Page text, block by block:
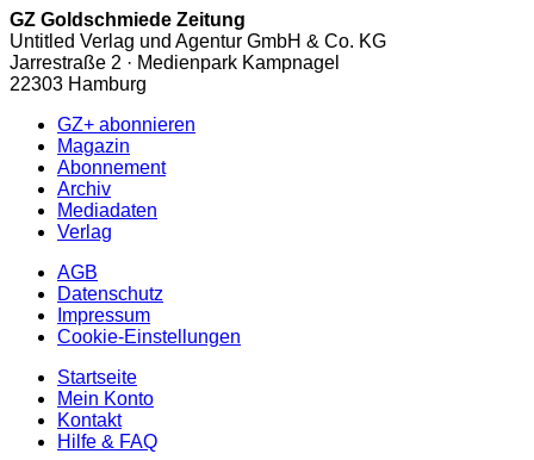
GZ Goldschmiede Zeitung
Untitled Verlag und Agentur GmbH & Co. KG
Jarrestraße 2 · Medienpark Kampnagel
22303 Hamburg
GZ+ abonnieren
Magazin
Abonnement
Archiv
Mediadaten
Verlag
AGB
Datenschutz
Impressum
Cookie-Einstellungen
Startseite
Mein Konto
Kontakt
Hilfe & FAQ